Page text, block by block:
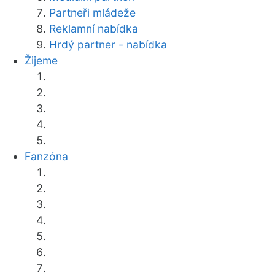
Partneři mládeže
Reklamní nabídka
Hrdý partner - nabídka
Žijeme
Fanzóna